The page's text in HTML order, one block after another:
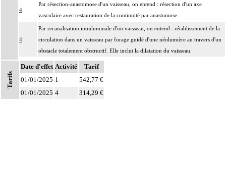
4
Par résection-anastomose d'un vaisseau, on entend : résection d'un axe
vasculaire avec restauration de la continuité par anastomose.
4
Par recanalisation intraluminale d'un vaisseau, on entend : rétablissement de la
circulation dans un vaisseau par forage guidé d'une néolumière au travers d'un
obstacle totalement obstructif. Elle inclut la dilatation du vaisseau.
4
Par endoprothèse vasculaire, on entend : prothèse vasculaire non couverte,
posée par voie vasculaire transcutanée.
4
Tarifs
Date d'effet Activité
Tarif
01/01/2025 1
542,77 €
01/01/2025 4 314,29 €